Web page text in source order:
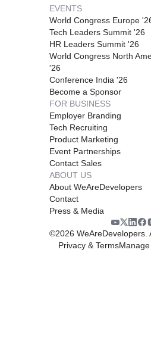
EVENTS
World Congress Europe
Tech Leaders Summit '26
HR Leaders Summit '26
World Congress North
'26
Conference India '26
Become a Sponsor
FOR BUSINESS
Employer Branding
Tech Recruiting
Product Marketing
Event Partnerships
Contact Sales
ABOUT US
About WeAreDevelopers
Contact
Press & Media
©2026 WeAreDevelopers.
Privacy & Terms